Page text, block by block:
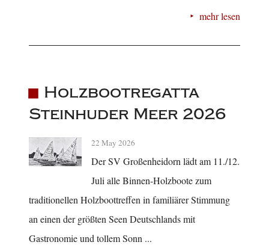
mehr lesen
Holzbootregatta
Steinhuder Meer 2026
22 May 2026
Der SV Großenheidorn lädt am 11./12.
Juli alle Binnen-Holzboote zum
traditionellen Holzboottreffen in familiärer Stimmung
an einen der größten Seen Deutschlands mit
Gastronomie und tollem Sonn ...